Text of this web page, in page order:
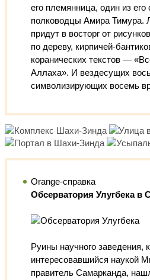
его племянница, один из
полководцы Амира Тимура.
придут в восторг от
по дереву, кирпичей-
коранических текстов —
Аллаха». И вездесущих
символизирующих восемь
Orange-справка
Обсерватория Улугбека в
Руины научного заведения,
интересовавшийся наукой
правитель Самарканда,